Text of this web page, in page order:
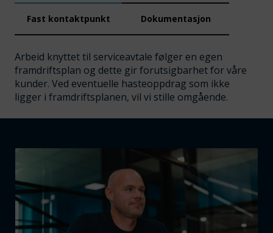
Fast kontaktpunkt Dokumentasjon
Arbeid knyttet til serviceavtale følger en egen
framdriftsplan og dette gir forutsigbarhet for våre
kunder. Ved eventuelle hasteoppdrag som ikke
ligger i framdriftsplanen, vil vi stille omgående.